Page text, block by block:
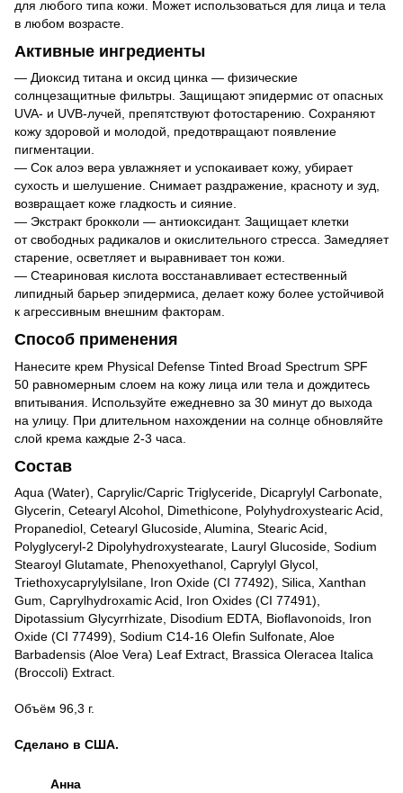
для любого типа кожи. Может использоваться для лица и тела
в любом возрасте.
Активные ингредиенты
— Диоксид титана и оксид цинка — физические
солнцезащитные фильтры. Защищают эпидермис от опасных
UVA- и UVB-лучей, препятствуют фотостарению. Сохраняют
кожу здоровой и молодой, предотвращают появление
пигментации.
— Сок алоэ вера увлажняет и успокаивает кожу, убирает
сухость и шелушение. Снимает раздражение, красноту и зуд,
возвращает коже гладкость и сияние.
— Экстракт брокколи — антиоксидант. Защищает клетки
от свободных радикалов и окислительного стресса. Замедляет
старение, осветляет и выравнивает тон кожи.
— Стеариновая кислота восстанавливает естественный
липидный барьер эпидермиса, делает кожу более устойчивой
к агрессивным внешним факторам.
Способ применения
Нанесите крем Physical Defense Tinted Broad Spectrum SPF
50 равномерным слоем на кожу лица или тела и дождитесь
впитывания. Используйте ежедневно за 30 минут до выхода
на улицу. При длительном нахождении на солнце обновляйте
слой крема каждые 2-3 часа.
Состав
Aqua (Water), Caprylic/Capric Triglyceride, Dicaprylyl Carbonate,
Glycerin, Cetearyl Alcohol, Dimethicone, Polyhydroxystearic Acid,
Propanediol, Cetearyl Glucoside, Alumina, Stearic Acid,
Polyglyceryl-2 Dipolyhydroxystearate, Lauryl Glucoside, Sodium
Stearoyl Glutamate, Phenoxyethanol, Caprylyl Glycol,
Triethoxycaprylylsilane, Iron Oxide (CI 77492), Silica, Xanthan
Gum, Caprylhydroxamic Acid, Iron Oxides (CI 77491),
Dipotassium Glycyrrhizate, Disodium EDTA, Bioflavonoids, Iron
Oxide (CI 77499), Sodium C14-16 Olefin Sulfonate, Aloe
Barbadensis (Aloe Vera) Leaf Extract, Brassica Oleracea Italica
(Broccoli) Extract.
Объём 96,3 г.
Сделано в США.
Анна